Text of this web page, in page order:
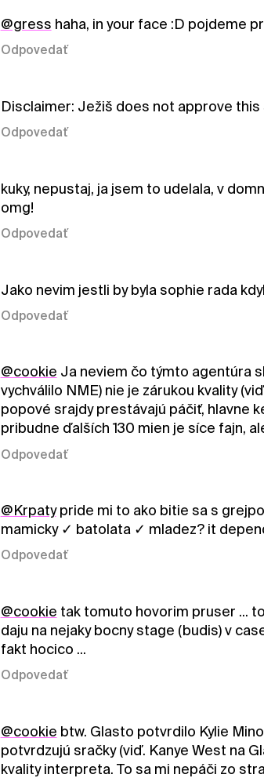
@gress haha, in your face :D pojdeme
Odpovedať
Disclaimer: Ježiš does not approve this
Odpovedať
kuky, nepustaj, ja jsem to udelala, v
omg!
Odpovedať
Jako nevim jestli by byla sophie rada
Odpovedať
@cookie Ja neviem čo týmto agentúra
vychválilo NME) nie je zárukou kvality
popové srajdy prestávajú páčiť, hlavne
pribudne ďalších 130 mien je síce fajn,
Odpovedať
@Krpatypride mi to ako bitie sa s
mamicky ✓ batolata ✓ mladez? it
Odpovedať
@cookie tak tomuto hovorim pruser ...
daju na nejaky bocny stage (budis) v
fakt hocico ...
Odpovedať
@cookie btw. Glasto potvrdilo Kylie
potvrdzujú sračky (viď. Kanye West na
kvality interpreta. To sa mi nepáči zo